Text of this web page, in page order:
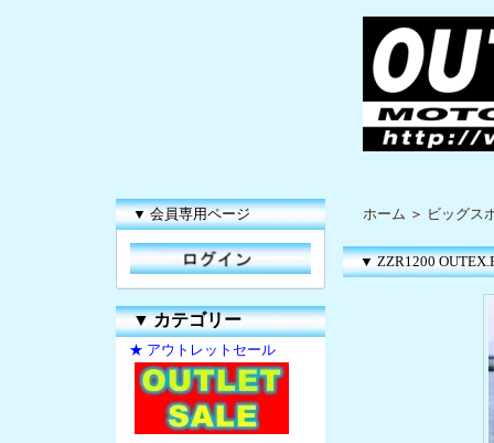
▼ 会員専用ページ
▼カテゴリー
★ アウトレットセール
ホーム ＞ ビッグス
▼ ZZR1200